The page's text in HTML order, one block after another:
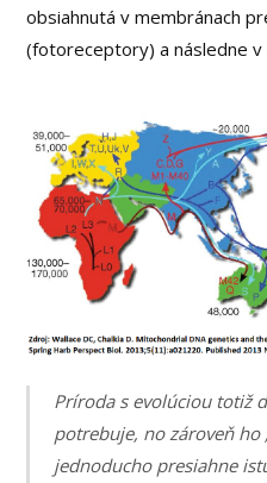
obsiahnutá v membránach
(fotoreceptory) a následne
Príroda s evolúciou totiž
potrebuje, no zároveň ho
jednoducho presiahne